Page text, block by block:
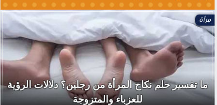
مرأة
ما تفسير حلم نكاح المرأة من رجلين؟ دلالات الرؤية
للعزباء والمتزوجة